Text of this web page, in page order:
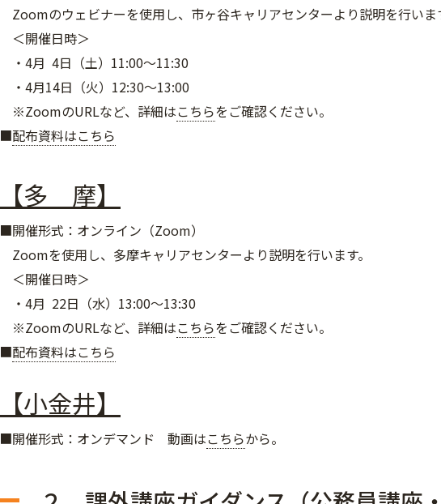
Zoomのウェビナーを使用し、市ヶ谷キャリアセンターより説明を行いま
＜開催日時＞
・4月 4日（土）11:00～11:30
・4月14日（火）12:30～13:00
※ZoomのURLなど、詳細はこちらをご確認ください。
■配布資料はこちら
【多 摩】
■開催形式：オンライン（Zoom）
Zoomを使用し、多摩キャリアセンターより説明を行います。
＜開催日時＞
・4月 22日（水）13:00～13:30
※ZoomのURLなど、詳細はこちらをご確認ください。
■配布資料はこちら
【小金井】
■開催形式：オンデマンド 動画はこちらから。